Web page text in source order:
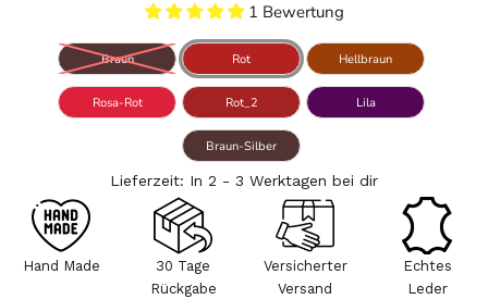
1 Bewertung
Braun Rot Hellbraun
Rosa-Rot Rot_2 Lila
Braun-Silber
Lieferzeit: In 2 - 3 Werktagen bei dir
Hand Made
30 Tage
Rückgabe
Versicherter
Versand
Echtes
Leder